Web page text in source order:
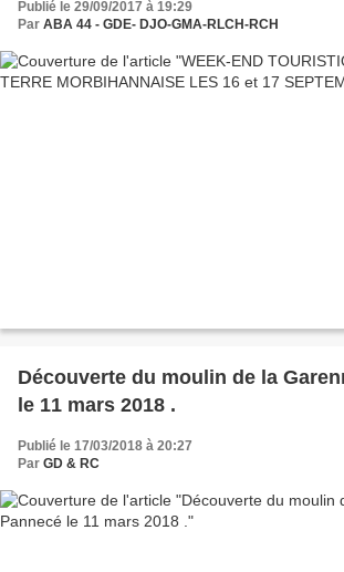
Publié le 29/09/2017 à 19:29
Par ABA 44 - GDE- DJO-GMA-RLCH-RCH
Découverte du moulin de la
le 11 mars 2018 .
Publié le 17/03/2018 à 20:27
Par GD & RC